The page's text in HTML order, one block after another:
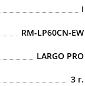
I
RM-LP60CN-EW
LARGO PRO
3 г.